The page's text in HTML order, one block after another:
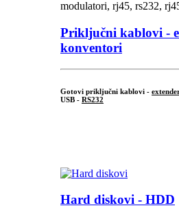
Priključni kablovi -
konventori
Gotovi priključni kablovi -
USB - RS232
Hard diskovi - HDD